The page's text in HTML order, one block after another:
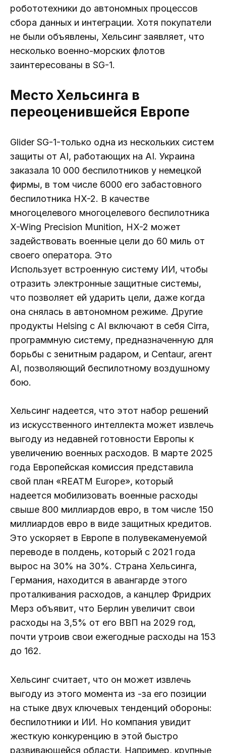
робототехники до автономных процессов
сбора данных и интеграции. Хотя покупатели
не были объявлены, Хельсинг заявляет, что
несколько военно-морских флотов
заинтересованы в SG-1.
Место Хельсинга в
переоценившейся Европе
Glider SG-1-только одна из нескольких систем
защиты от AI, работающих на AI. Украина
заказала 10 000 беспилотников у немецкой
фирмы, в том числе 6000 его забастовного
беспилотника HX-2. В качестве
многоцелевого многоцелевого беспилотника
X-Wing Precision Munition, HX-2 может
задействовать военные цели до 60 миль от
своего оператора. Это
Использует встроенную систему ИИ, чтобы
отразить электронные защитные системы,
что позволяет ей ударить цели, даже когда
она снялась в автономном режиме. Другие
продукты Helsing с AI включают в себя Cirra,
программную систему, предназначенную для
борьбы с зенитным радаром, и Centaur, агент
AI, позволяющий беспилотному воздушному
бою.
Хельсинг надеется, что этот набор решений
из искусственного интеллекта может извлечь
выгоду из недавней готовности Европы к
увеличению военных расходов. В марте 2025
года Европейская комиссия представила
свой план «REATM Europe», который
надеется мобилизовать военные расходы
свыше 800 миллиардов евро, в том числе 150
миллиардов евро в виде защитных кредитов.
Это ускоряет в Европе в полувекаменуемой
переводе в полдень, который с 2021 года
вырос на 30% на 30%. Страна Хельсинга,
Германия, находится в авангарде этого
проталкивания расходов, а канцлер Фридрих
Мерз объявит, что Берлин увеличит свои
расходы на 3,5% от его ВВП на 2029 год,
почти утроив свои ежегодные расходы на 153
до 162.
Хельсинг считает, что он может извлечь
выгоду из этого момента из -за его позиции
на стыке двух ключевых тенденций обороны:
беспилотники и ИИ. Но компания увидит
жесткую конкуренцию в этой быстро
развивающейся области. Например, крупные